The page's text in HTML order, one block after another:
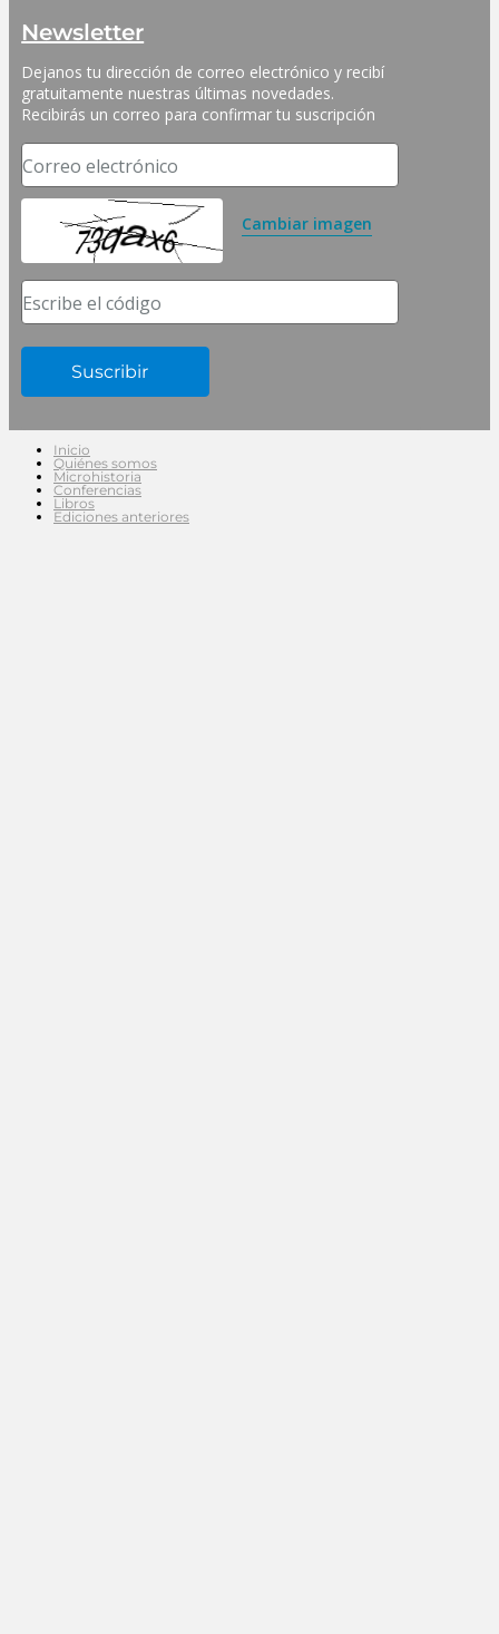
Newsletter
Dejanos tu dirección de correo electrónico y recibí
gratuitamente nuestras últimas novedades.
Recibirás un correo para confirmar tu suscripción
Correo electrónico
Cambiar imagen
Escribe el código
Inicio
Quiénes somos
Microhistoria
Conferencias
Libros
Ediciones anteriores